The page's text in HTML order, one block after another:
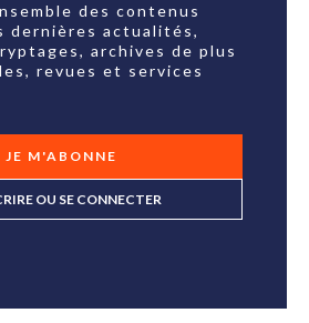
des contenus
dernières actualités,
archives de plus
revues et services
JE M'ABONNE
OU SE CONNECTER